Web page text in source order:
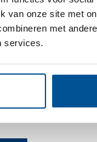
van onze site met
met
services.
28
Joint Fix-
koker (310
voegrepara...
onze
Op
weer